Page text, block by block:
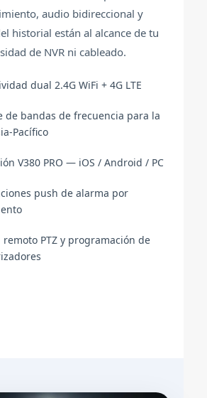
audio bidireccional y
historial están al alcance de tu
de NVR ni cableado.
dual 2.4G WiFi + 4G LTE
de bandas de frecuencia para la
Pacífico
V380 PRO — iOS / Android / PC
push de alarma por
remoto PTZ y programación de